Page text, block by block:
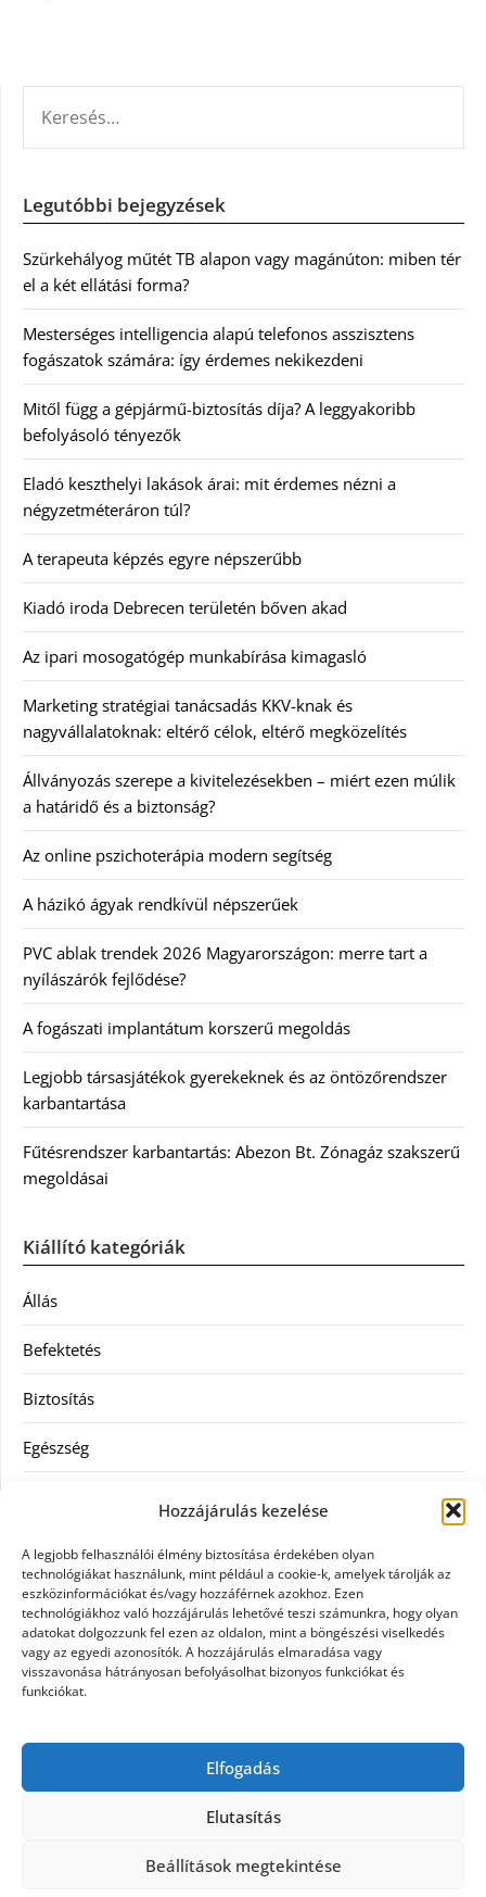
Hozzájárulás kezelése
A legjobb felhasználói élmény biztosítása érdekében olyan
technológiákat használunk, mint például a cookie-k, amelyek tárolják az
eszközinformációkat és/vagy hozzáférnek azokhoz. Ezen
technológiákhoz való hozzájárulás lehetővé teszi számunkra, hogy olyan
adatokat dolgozzunk fel ezen az oldalon, mint a böngészési viselkedés
vagy az egyedi azonosítók. A hozzájárulás elmaradása vagy
visszavonása hátrányosan befolyásolhat bizonyos funkciókat és
funkciókat.
Elfogadás
Elutasítás
Beállítások megtekintése
Legutóbbi bejegyzések
Szürkehályog műtét TB alapon vagy magánúton: miben tér
el a két ellátási forma?
Mesterséges intelligencia alapú telefonos asszisztens
fogászatok számára: így érdemes nekikezdeni
Mitől függ a gépjármű-biztosítás díja? A leggyakoribb
befolyásoló tényezők
Eladó keszthelyi lakások árai: mit érdemes nézni a
négyzetméteráron túl?
A terapeuta képzés egyre népszerűbb
Kiadó iroda Debrecen területén bőven akad
Az ipari mosogatógép munkabírása kimagasló
Marketing stratégiai tanácsadás KKV-knak és
nagyvállalatoknak: eltérő célok, eltérő megközelítés
Állványozás szerepe a kivitelezésekben – miért ezen múlik
a határidő és a biztonság?
Az online pszichoterápia modern segítség
A házikó ágyak rendkívül népszerűek
PVC ablak trendek 2026 Magyarországon: merre tart a
nyílászárók fejlődése?
A fogászati implantátum korszerű megoldás
Legjobb társasjátékok gyerekeknek és az öntözőrendszer
karbantartása
Fűtésrendszer karbantartás: Abezon Bt. Zónagáz szakszerű
megoldásai
Kiállító kategóriák
Állás
Befektetés
Biztosítás
Egészség
Ingatlan
Művészetek és szórakozás
Múzeumok
Szolgáltatás
Szórakozás
Webáruház